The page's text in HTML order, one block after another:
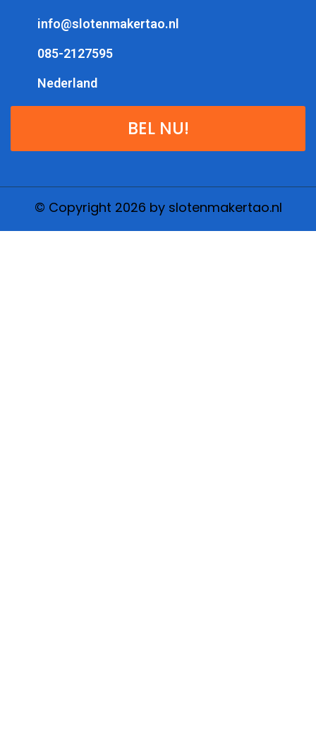
info@slotenmakertao.nl
085-2127595
Nederland
BEL NU!
© Copyright 2026 by slotenmakertao.nl